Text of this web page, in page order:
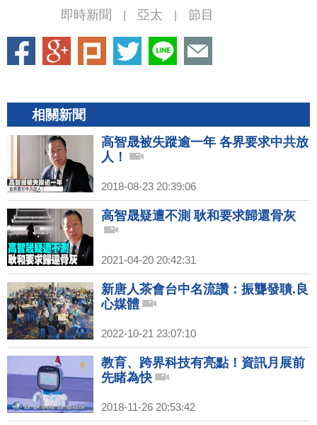
即時新聞
亞太 節目
相關新聞
高智晟被失蹤逾一年 各界要求中共放
人！
2018-08-23 20:39:06
高智晟疑遭不測 耿和要求歸還骨灰
2021-04-20 20:42:31
新唐人茶會台中名流讚：振聾發聵.良
心媒體
2022-10-21 23:07:10
教育、跨界科技有亮點！資訊月展前
先睹為快
2018-11-26 20:53:42